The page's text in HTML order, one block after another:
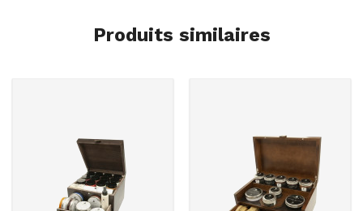
Produits similaires